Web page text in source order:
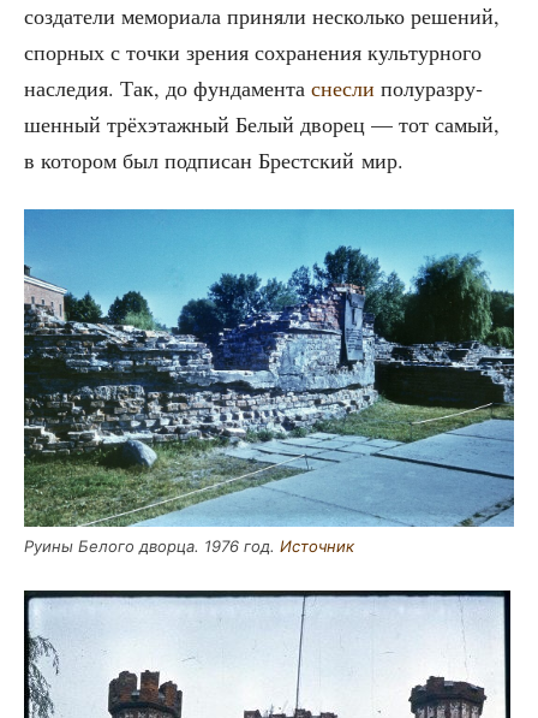
созда­те­ли мемо­ри­а­ла при­ня­ли несколь­ко реше­ний,
спор­ных с точ­ки зре­ния сохра­не­ния куль­тур­но­го
насле­дия. Так, до фун­да­мен­та снес­ли полу­раз­ру­
шен­ный трёх­этаж­ный Белый дво­рец — тот самый,
в кото­ром был под­пи­сан Брест­ский мир.
Руи­ны Бело­го двор­ца. 1976 год. Источ­ник